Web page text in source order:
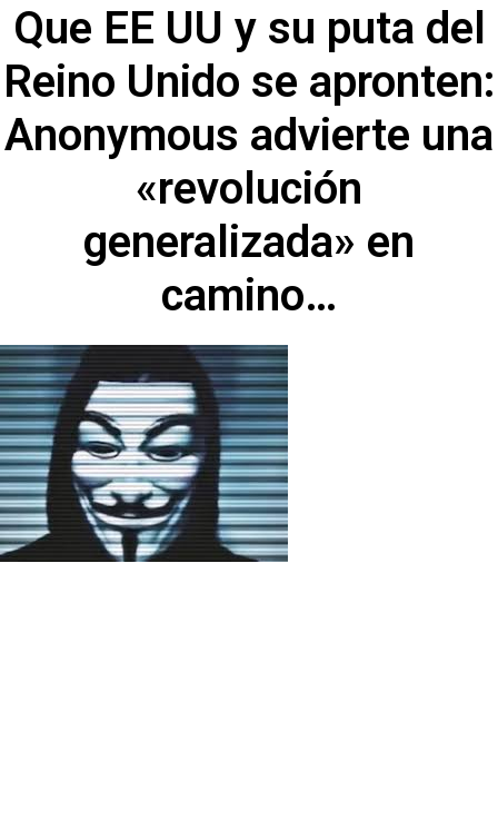
Que EE UU y su puta del
Reino Unido se apronten:
Anonymous advierte una
«revolución
generalizada» en
camino…